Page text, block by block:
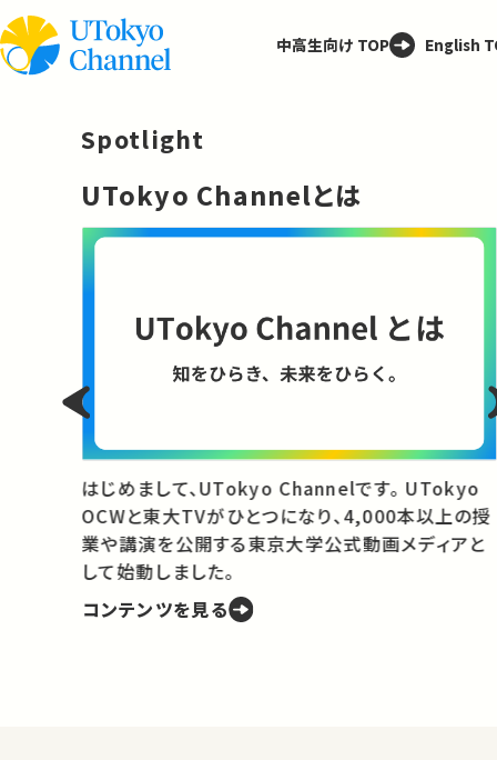
中高生向け TOP English
Spotlight
UTokyo Channelとは
はじめまして、UTokyo Channelです。 UTokyo
OCWと東大TVがひとつになり、4,000本以上の授
業や講演を公開する東京大学公式動画メディアと
して始動しました。
コンテンツを見る